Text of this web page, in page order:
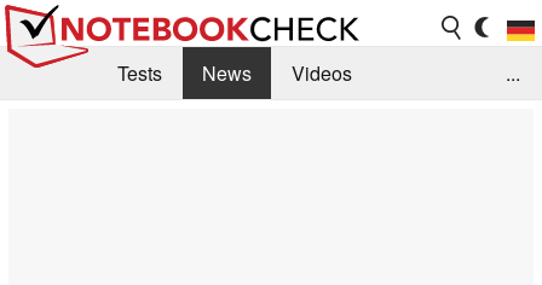
Tests News
Videos
...